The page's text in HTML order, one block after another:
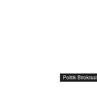
Politik Birokrasi